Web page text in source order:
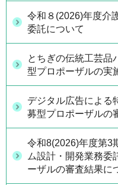
令和８(2026)年度介
委託について
とちぎの伝統工芸品
型プロポーザルの実
デジタル広告による
募型プロポーザルの
令和8(2026)年度第3
ム設計・開発業務委
ーザルの審査結果に